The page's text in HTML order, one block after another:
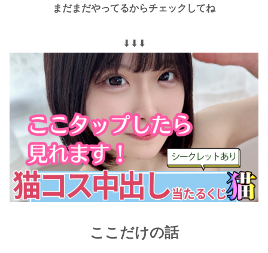
まだまだやってるからチェックしてね
⬇︎⬇︎⬇︎
ここだけの話